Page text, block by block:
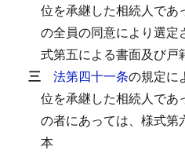
位を承継した相続人であ
の全員の同意により選定
式第五による書面及び戸
三 法第四十一条の規定に
位を承継した相続人であ
の者にあっては、様式第
本